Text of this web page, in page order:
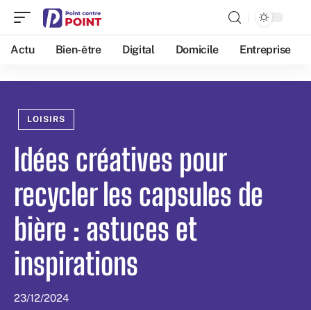
Actu Bien-être Digital Domicile Entreprise
LOISIRS
Idées créatives pour
recycler les capsules de
bière : astuces et
inspirations
23/12/2024